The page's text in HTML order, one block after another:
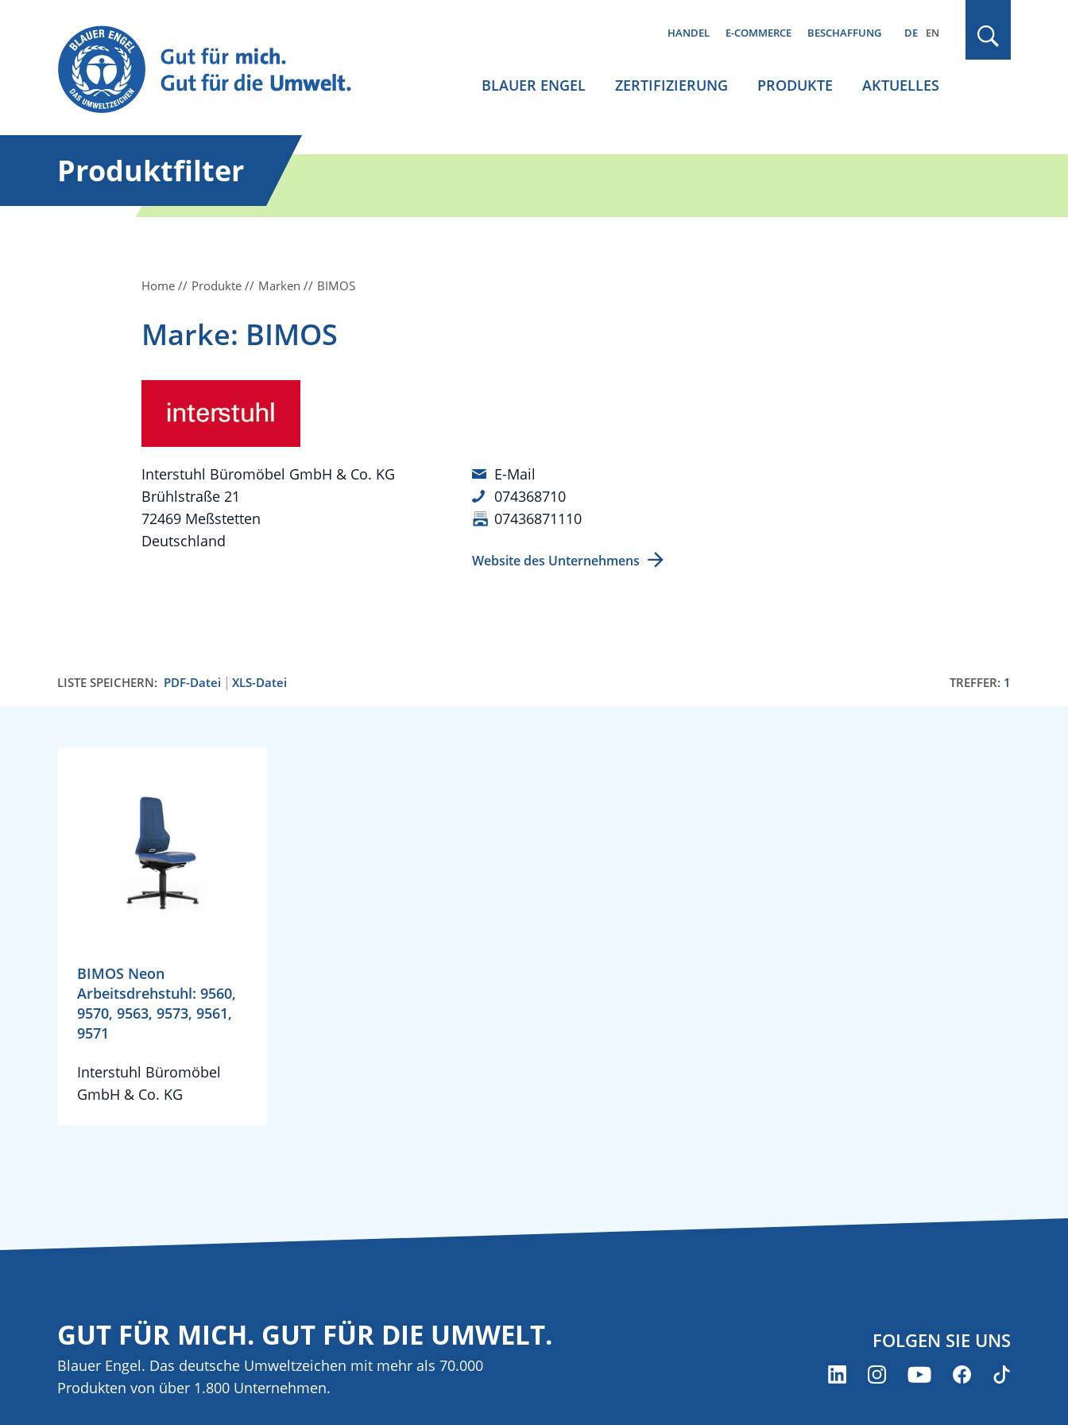
HANDEL E-COMMERCE BESCHAFFUNG DE EN
BLAUER ENGEL ZERTIFIZIERUNG PRODUKTE AKTUELLES
Produktfilter
Home Produkte Marken BIMOS
Marke: BIMOS
Interstuhl Büromöbel GmbH & Co. KG
Brühlstraße 21
72469 Meßstetten
Deutschland
E-Mail
074368710
07436871110
Website des Unternehmens
LISTE SPEICHERN: PDF-Datei XLS-Datei TREFFER: 1
BIMOS Neon
Arbeitsdrehstuhl: 9560,
9570, 9563, 9573, 9561,
9571
Interstuhl Büromöbel
GmbH & Co. KG
GUT FÜR MICH. GUT FÜR DIE UMWELT.
Blauer Engel. Das deutsche Umweltzeichen mit mehr als 70.000
Produkten von über 1.800 Unternehmen.
FOLGEN SIE UNS